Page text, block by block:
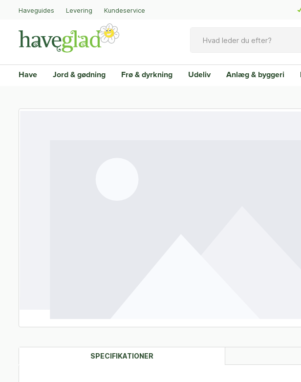
Haveguides Levering Kundeservice
Have Jord & gødning Frø & dyrkning Udeliv Anlæg & byggeri
SPECIFIKATIONER